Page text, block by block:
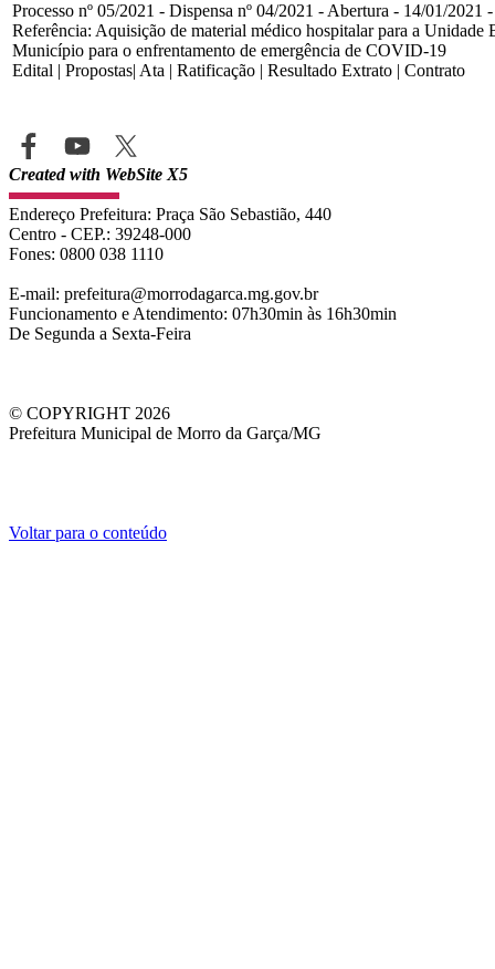
Processo nº 05/2021 - Dispensa nº 04/2021 - Abertura - 14/01/2021
Referência: Aquisição de material médico hospitalar para a Unidade
Município para o enfrentamento de emergência de COVID-19
Edital | Propostas| Ata | Ratificação | Resultado Extrato | Contrato
Created with WebSite X5
Endereço Prefeitura: Praça São Sebastião, 440
Centro - CEP.: 39248-000
Fones: 0800 038 1110
E-mail: prefeitura@morrodagarca.mg.gov.br
Funcionamento e Atendimento: 07h30min às 16h30min
De Segunda a Sexta-Feira
© COPYRIGHT 2026
Prefeitura Municipal de Morro da Garça/MG
Voltar para o conteúdo